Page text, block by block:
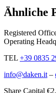
Ähnliche
Registered
Operating
TEL +39 0835
info@daken.it –
Share Capital